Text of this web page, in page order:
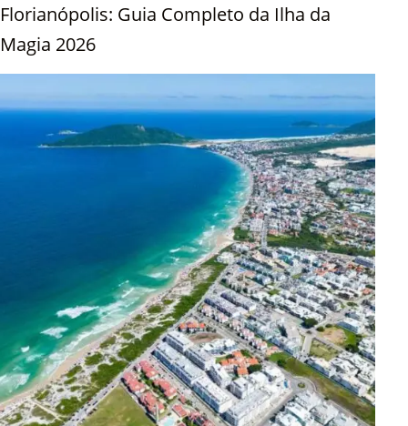
Florianópolis: Guia Completo da Ilha da
Magia 2026